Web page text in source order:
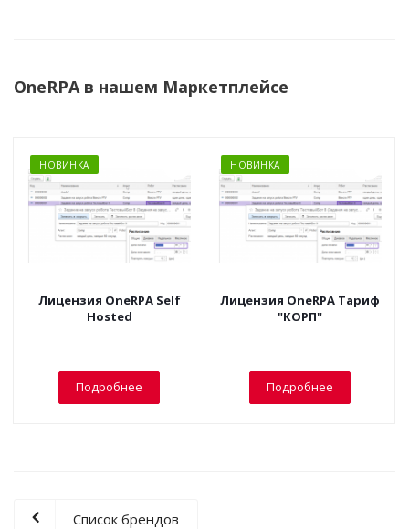
OneRPA в нашем Маркетплейсе
НОВИНКА
Лицензия OneRPA Self
Hosted
Подробнее
НОВИНКА
Лицензия OneRPA Тариф
"КОРП"
Подробнее
Список брендов